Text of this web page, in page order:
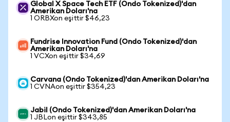
Global X Space Tech ETF (Ondo Tokenized)'dan
Amerikan Doları'na
1 ORBXon eşittir $46,23
Fundrise Innovation Fund (Ondo Tokenized)'dan
Amerikan Doları'na
1 VCXon eşittir $34,69
Carvana (Ondo Tokenized)'dan Amerikan Doları'na
1 CVNAon eşittir $354,23
Jabil (Ondo Tokenized)'dan Amerikan Doları'na
1 JBLon eşittir $343,85